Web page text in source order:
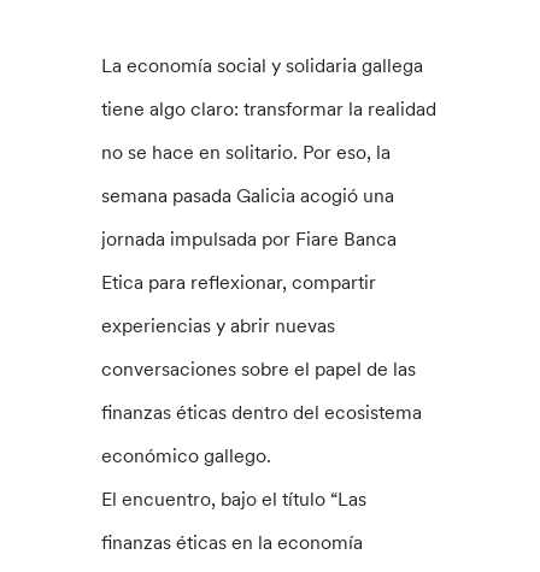
La economía social y solidaria gallega
tiene algo claro: transformar la realidad
no se hace en solitario. Por eso, la
semana pasada Galicia acogió una
jornada impulsada por Fiare Banca
Etica para reflexionar, compartir
experiencias y abrir nuevas
conversaciones sobre el papel de las
finanzas éticas dentro del ecosistema
económico gallego.
El encuentro, bajo el título “Las
finanzas éticas en la economía